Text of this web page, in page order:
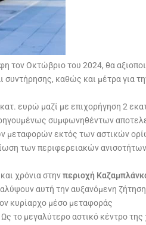
τον Οκτώβριο του 2024, θα
καθώς και μέτρα για
ευρώ μαζί με επιχορήγηση 2
συμφωνηθέντων
μεταφορών εκτός των αστικών
των περιφερειακών
χρόνια στηνπεριοχή
αυτή την αυξανόμενη
κυρίαρχο μέσο μεταφοράς
το μεγαλύτερο αστικό κέντρο